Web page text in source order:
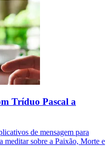
Tríduo Pascal a
de mensagem para
meditar sobre a Paixão, Morte e